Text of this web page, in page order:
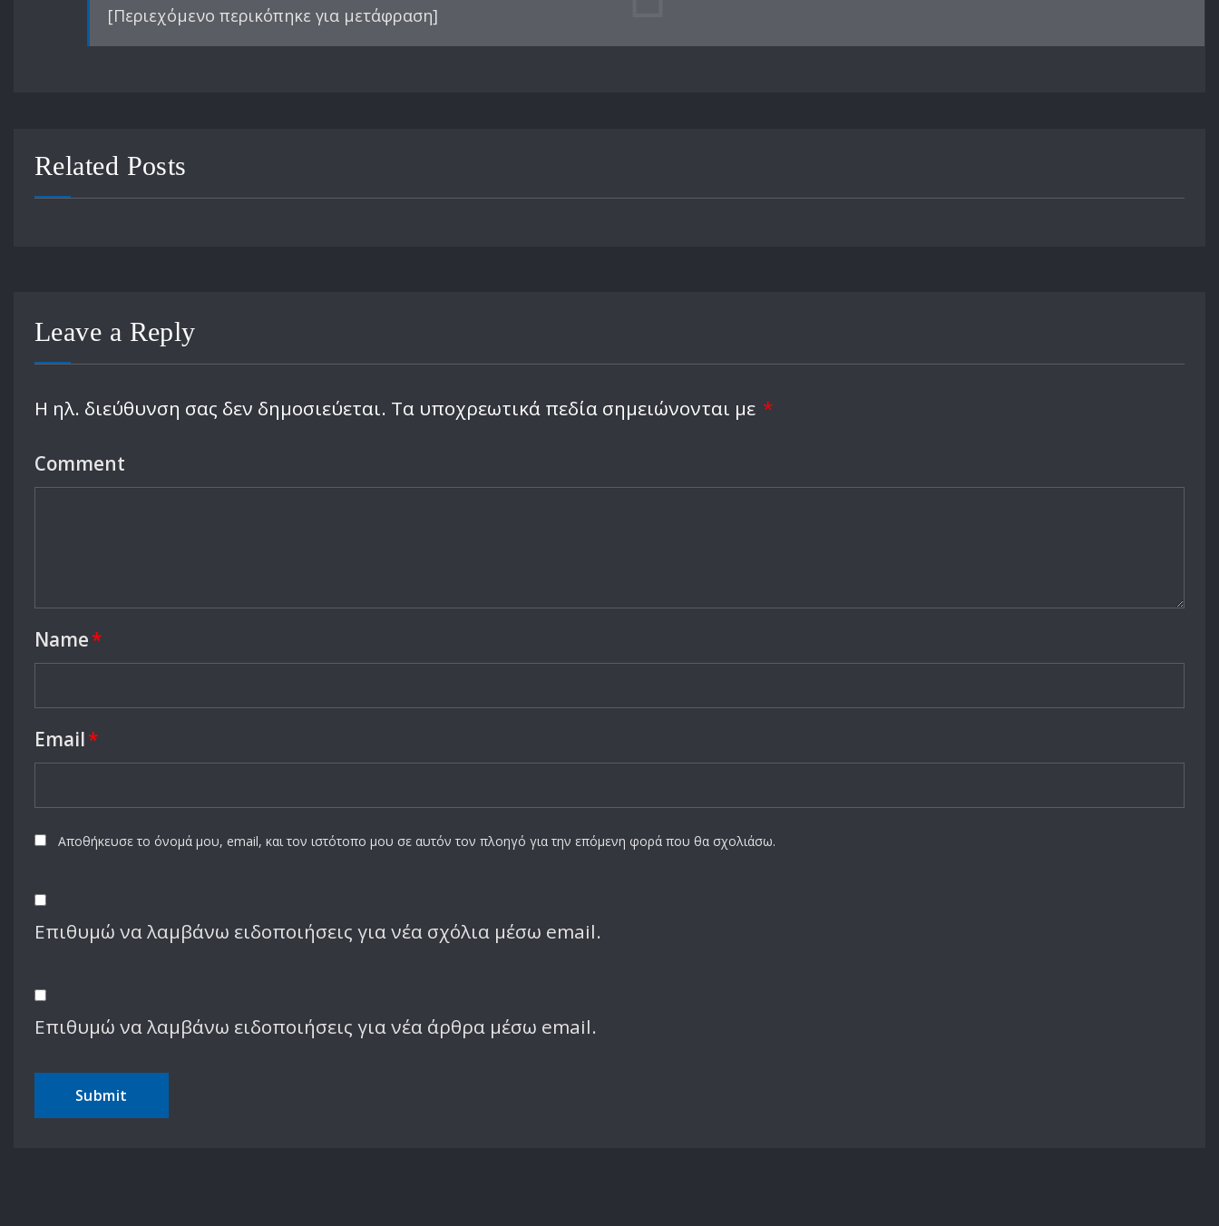
[Περιεχόμενο περικόπηκε για μετάφραση]
Related Posts
Leave a Reply
Η ηλ. διεύθυνση σας δεν δημοσιεύεται. Τα υποχρεωτικά πεδία σημειώνονται με *
Comment
Name*
Email*
Αποθήκευσε το όνομά μου, email, και τον ιστότοπο μου σε αυτόν τον πλοηγό για την επόμενη φορά που θα σχολιάσω.
Επιθυμώ να λαμβάνω ειδοποιήσεις για νέα σχόλια μέσω email.
Επιθυμώ να λαμβάνω ειδοποιήσεις για νέα άρθρα μέσω email.